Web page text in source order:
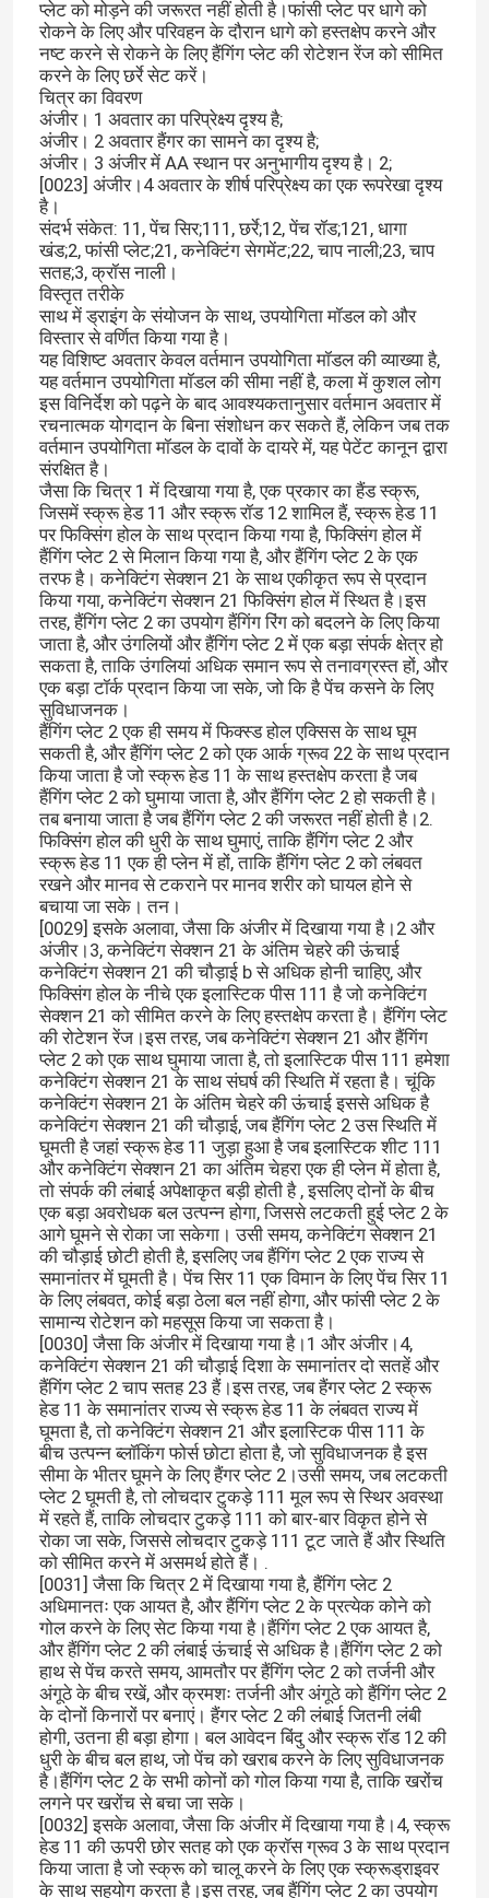
एक्सल पिन टूल
स्क्वायर वेल्ड नट
थ्रेडेड इंसर्ट नट
प्रेसिजन मशीनीकृत घटक
ब्लाइंड पॉप रिवेट्स
प्लेट को मोड़ने की जरूरत नहीं होती है।फांसी प्लेट पर धागे को
रोकने के लिए और परिवहन के दौरान धागे को हस्तक्षेप करने और
नष्ट करने से रोकने के लिए हैंगिंग प्लेट की रोटेशन रेंज को सीमित
करने के लिए छर्रे सेट करें।
चित्र का विवरण
अंजीर। 1 अवतार का परिप्रेक्ष्य दृश्य है;
अंजीर। 2 अवतार हैंगर का सामने का दृश्य है;
अंजीर। 3 अंजीर में AA स्थान पर अनुभागीय दृश्य है। 2;
[0023] अंजीर।4 अवतार के शीर्ष परिप्रेक्ष्य का एक रूपरेखा दृश्य
है।
संदर्भ संकेत: 11, पेंच सिर;111, छर्रे;12, पेंच रॉड;121, धागा
खंड;2, फांसी प्लेट;21, कनेक्टिंग सेगमेंट;22, चाप नाली;23, चाप
सतह;3, क्रॉस नाली।
विस्तृत तरीके
साथ में ड्राइंग के संयोजन के साथ, उपयोगिता मॉडल को और
विस्तार से वर्णित किया गया है।
यह विशिष्ट अवतार केवल वर्तमान उपयोगिता मॉडल की व्याख्या है,
यह वर्तमान उपयोगिता मॉडल की सीमा नहीं है, कला में कुशल लोग
इस विनिर्देश को पढ़ने के बाद आवश्यकतानुसार वर्तमान अवतार में
रचनात्मक योगदान के बिना संशोधन कर सकते हैं, लेकिन जब तक
वर्तमान उपयोगिता मॉडल के दावों के दायरे में, यह पेटेंट कानून द्वारा
संरक्षित है।
जैसा कि चित्र 1 में दिखाया गया है, एक प्रकार का हैंड स्क्रू,
जिसमें स्क्रू हेड 11 और स्क्रू रॉड 12 शामिल हैं, स्क्रू हेड 11
पर फिक्सिंग होल के साथ प्रदान किया गया है, फिक्सिंग होल में
हैंगिंग प्लेट 2 से मिलान किया गया है, और हैंगिंग प्लेट 2 के एक
तरफ है। कनेक्टिंग सेक्शन 21 के साथ एकीकृत रूप से प्रदान
किया गया, कनेक्टिंग सेक्शन 21 फिक्सिंग होल में स्थित है।इस
तरह, हैंगिंग प्लेट 2 का उपयोग हैंगिंग रिंग को बदलने के लिए किया
जाता है, और उंगलियों और हैंगिंग प्लेट 2 में एक बड़ा संपर्क क्षेत्र हो
सकता है, ताकि उंगलियां अधिक समान रूप से तनावग्रस्त हों, और
एक बड़ा टॉर्क प्रदान किया जा सके, जो कि है पेंच कसने के लिए
सुविधाजनक।
हैंगिंग प्लेट 2 एक ही समय में फिक्स्ड होल एक्सिस के साथ घूम
सकती है, और हैंगिंग प्लेट 2 को एक आर्क ग्रूव 22 के साथ प्रदान
किया जाता है जो स्क्रू हेड 11 के साथ हस्तक्षेप करता है जब
हैंगिंग प्लेट 2 को घुमाया जाता है, और हैंगिंग प्लेट 2 हो सकती है।
तब बनाया जाता है जब हैंगिंग प्लेट 2 की जरूरत नहीं होती है।2.
फिक्सिंग होल की धुरी के साथ घुमाएं, ताकि हैंगिंग प्लेट 2 और
स्क्रू हेड 11 एक ही प्लेन में हों, ताकि हैंगिंग प्लेट 2 को लंबवत
रखने और मानव से टकराने पर मानव शरीर को घायल होने से
बचाया जा सके। तन।
[0029] इसके अलावा, जैसा कि अंजीर में दिखाया गया है।2 और
अंजीर।3, कनेक्टिंग सेक्शन 21 के अंतिम चेहरे की ऊंचाई
कनेक्टिंग सेक्शन 21 की चौड़ाई b से अधिक होनी चाहिए, और
फिक्सिंग होल के नीचे एक इलास्टिक पीस 111 है जो कनेक्टिंग
सेक्शन 21 को सीमित करने के लिए हस्तक्षेप करता है। हैंगिंग प्लेट
की रोटेशन रेंज।इस तरह, जब कनेक्टिंग सेक्शन 21 और हैंगिंग
प्लेट 2 को एक साथ घुमाया जाता है, तो इलास्टिक पीस 111 हमेशा
कनेक्टिंग सेक्शन 21 के साथ संघर्ष की स्थिति में रहता है। चूंकि
कनेक्टिंग सेक्शन 21 के अंतिम चेहरे की ऊंचाई इससे अधिक है
कनेक्टिंग सेक्शन 21 की चौड़ाई, जब हैंगिंग प्लेट 2 उस स्थिति में
घूमती है जहां स्क्रू हेड 11 जुड़ा हुआ है जब इलास्टिक शीट 111
और कनेक्टिंग सेक्शन 21 का अंतिम चेहरा एक ही प्लेन में होता है,
तो संपर्क की लंबाई अपेक्षाकृत बड़ी होती है , इसलिए दोनों के बीच
एक बड़ा अवरोधक बल उत्पन्न होगा, जिससे लटकती हुई प्लेट 2 के
आगे घूमने से रोका जा सकेगा। उसी समय, कनेक्टिंग सेक्शन 21
की चौड़ाई छोटी होती है, इसलिए जब हैंगिंग प्लेट 2 एक राज्य से
समानांतर में घूमती है। पेंच सिर 11 एक विमान के लिए पेंच सिर 11
के लिए लंबवत, कोई बड़ा ठेला बल नहीं होगा, और फांसी प्लेट 2 के
सामान्य रोटेशन को महसूस किया जा सकता है।
[0030] जैसा कि अंजीर में दिखाया गया है।1 और अंजीर।4,
कनेक्टिंग सेक्शन 21 की चौड़ाई दिशा के समानांतर दो सतहें और
हैंगिंग प्लेट 2 चाप सतह 23 हैं।इस तरह, जब हैंगर प्लेट 2 स्क्रू
हेड 11 के समानांतर राज्य से स्क्रू हेड 11 के लंबवत राज्य में
घूमता है, तो कनेक्टिंग सेक्शन 21 और इलास्टिक पीस 111 के
बीच उत्पन्न ब्लॉकिंग फोर्स छोटा होता है, जो सुविधाजनक है इस
सीमा के भीतर घूमने के लिए हैंगर प्लेट 2।उसी समय, जब लटकती
प्लेट 2 घूमती है, तो लोचदार टुकड़े 111 मूल रूप से स्थिर अवस्था
में रहते हैं, ताकि लोचदार टुकड़े 111 को बार-बार विकृत होने से
रोका जा सके, जिससे लोचदार टुकड़े 111 टूट जाते हैं और स्थिति
को सीमित करने में असमर्थ होते हैं। .
[0031] जैसा कि चित्र 2 में दिखाया गया है, हैंगिंग प्लेट 2
अधिमानतः एक आयत है, और हैंगिंग प्लेट 2 के प्रत्येक कोने को
गोल करने के लिए सेट किया गया है।हैंगिंग प्लेट 2 एक आयत है,
और हैंगिंग प्लेट 2 की लंबाई ऊंचाई से अधिक है।हैंगिंग प्लेट 2 को
हाथ से पेंच करते समय, आमतौर पर हैंगिंग प्लेट 2 को तर्जनी और
अंगूठे के बीच रखें, और क्रमशः तर्जनी और अंगूठे को हैंगिंग प्लेट 2
के दोनों किनारों पर बनाएं। हैंगर प्लेट 2 की लंबाई जितनी लंबी
होगी, उतना ही बड़ा होगा। बल आवेदन बिंदु और स्क्रू रॉड 12 की
धुरी के बीच बल हाथ, जो पेंच को खराब करने के लिए सुविधाजनक
है।हैंगिंग प्लेट 2 के सभी कोनों को गोल किया गया है, ताकि खरोंच
लगने पर खरोंच से बचा जा सके।
[0032] इसके अलावा, जैसा कि अंजीर में दिखाया गया है।4, स्क्रू
हेड 11 की ऊपरी छोर सतह को एक क्रॉस ग्रूव 3 के साथ प्रदान
किया जाता है जो स्क्रू को चालू करने के लिए एक स्क्रूड्राइवर
के साथ सहयोग करता है।इस तरह, जब हैंगिंग प्लेट 2 का उपयोग